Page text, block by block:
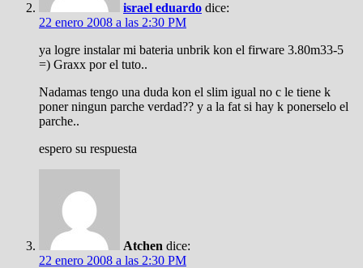
israel eduardo dice:
22 enero 2008 a las 2:30 PM
ya logre instalar mi bateria unbrik kon el firware 3.80m33-5
=) Graxx por el tuto..
Nadamas tengo una duda kon el slim igual no c le tiene k
poner ningun parche verdad?? y a la fat si hay k ponerselo el
parche..
espero su respuesta
Atchen dice:
22 enero 2008 a las 2:30 PM